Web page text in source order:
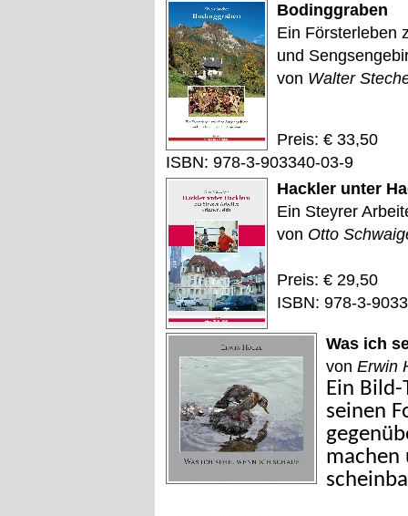
Bodinggraben
Ein Försterleben
und
von Walter
Preis: € 33,50
ISBN: 978-3-903340-03-9
Hackler unter
Ein Steyrer
von Otto
Preis: € 29,50
ISBN: 978-3-
Was ich
von Erwin
Ein
seinen
machen